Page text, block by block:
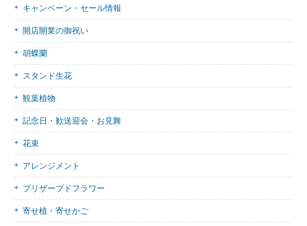
キャンペーン・セール情報
開店開業の御祝い
胡蝶蘭
スタンド生花
観葉植物
記念日・歓送迎会・お見舞
花束
アレンジメント
プリザーブドフラワー
寄せ植・寄せかご